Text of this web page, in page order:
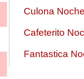
Culona
Cafeterito
Fantastica